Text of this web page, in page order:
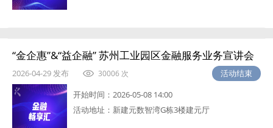
“金企惠”&“益企融” 苏州工业园区金融服务业务宣讲会
2026-04-29 发布 30006 次
活动结束
开始时间： 2026-05-08 14:00
活动地址： 新建元数智湾G栋3楼建元厅